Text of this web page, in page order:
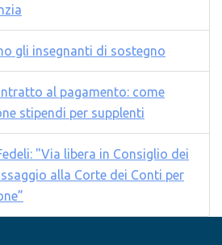
gli insegnanti di sostegno
al pagamento: come
stipendi per supplenti
"Via libera in Consiglio dei
alla Corte dei Conti per